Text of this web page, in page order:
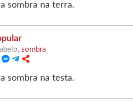
sombra na terra.
sombra
sombra na testa.